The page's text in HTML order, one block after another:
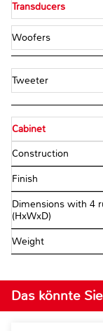
Transducers
Woofers
Tweeter
Cabinet
Construction
Finish
Dimensions with 4 rubber pads
(HxWxD)
Weight
Das könnte